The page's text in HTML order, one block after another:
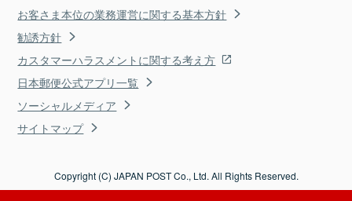
お客さま本位の業務運営に関する基本方針
勧誘方針
カスタマーハラスメントに関する考え方
日本郵便公式アプリ一覧
ソーシャルメディア
サイトマップ
Copyright (C) JAPAN POST Co., Ltd. All Rights Reserved.